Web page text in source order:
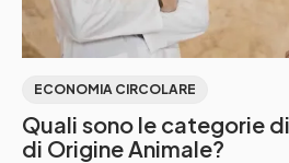
ECONOMIA CIRCOLARE
Quali sono le categorie
di Origine Animale?